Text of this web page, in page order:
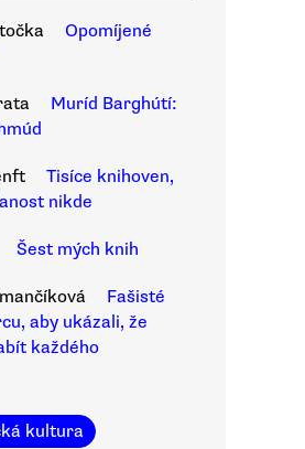
Opomíjené
Muríd Barghútí:
Tisíce knihoven,
nikde
Šest mých knih
Fašisté
aby ukázali, že
každého
kultura